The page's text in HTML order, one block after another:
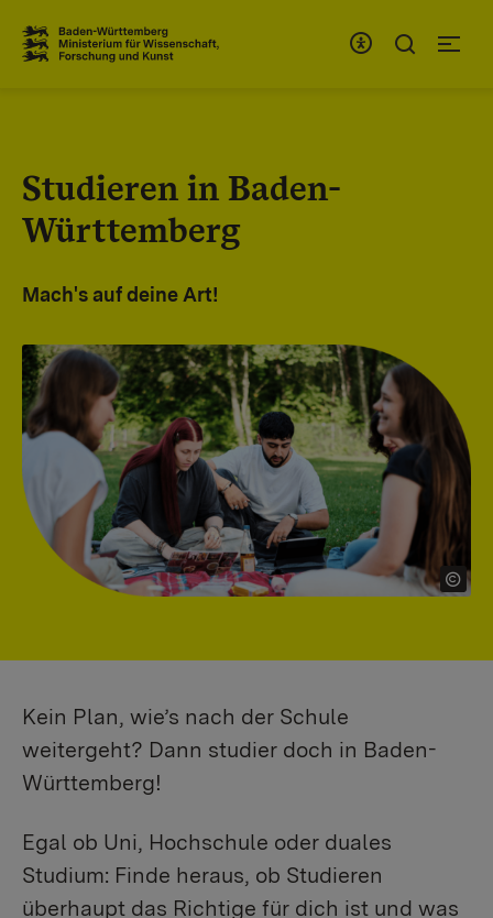
Studieren in Baden-
Württemberg
Mach's auf deine Art!
Kein Plan, wie’s nach der Schule
weitergeht? Dann studier doch in Baden-
Württemberg!
Egal ob Uni, Hochschule oder duales
Studium: Finde heraus, ob Studieren
überhaupt das Richtige für dich ist und was